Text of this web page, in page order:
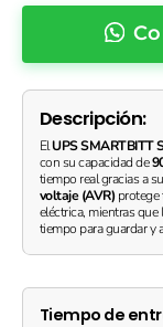
LCD,
Regulación
de
(AVR)
quantity
Descripción:
ElUPS SMARTBITT
con su capacidad de
tiempo real gracias a
voltaje (AVR)protege
eléctrica, mientras que
tiempo para guardar y
Tiempo de